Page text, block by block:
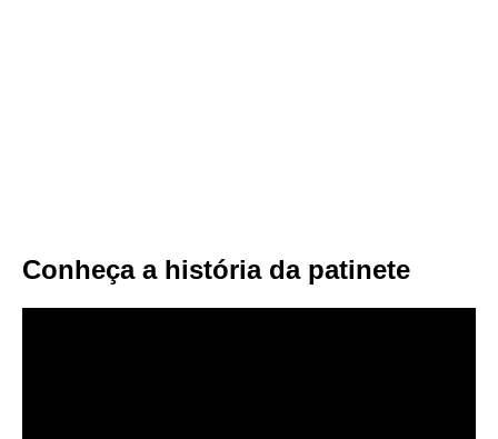
Conheça a história da patinete